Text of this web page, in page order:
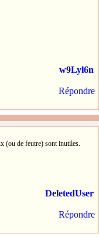
w9Lyl6n
Répondre
(ou de feutre) sont inutiles.
DeletedUser
Répondre